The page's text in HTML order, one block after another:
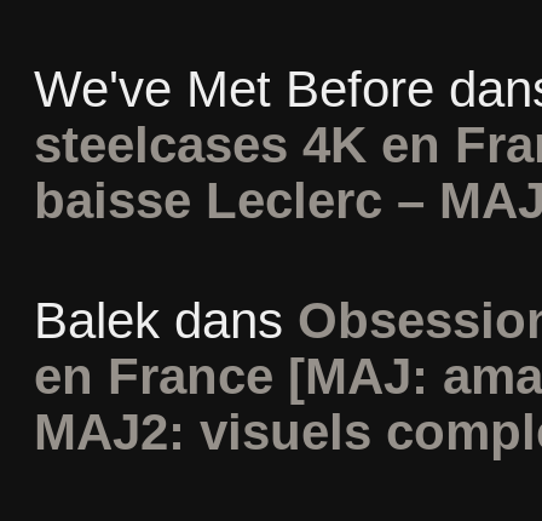
We've Met Before
steelcases 4K en
baisse Leclerc –
Balekdans
en France [MAJ:
MAJ2: visuels